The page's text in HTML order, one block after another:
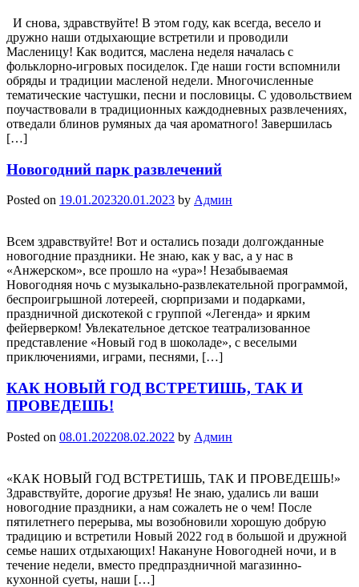
И снова, здравствуйте! В этом году, как всегда, весело и
дружно наши отдыхающие встретили и проводили
Масленицу! Как водится, маслена неделя началась с
фольклорно-игровых посиделок. Где наши гости вспомнили
обряды и традиции масленой недели. Многочисленные
тематические частушки, песни и пословицы. С удовольствием
поучаствовали в традиционных каждодневных развлечениях,
отведали блинов румяных да чая ароматного! Завершилась
[…]
Новогодний парк развлечений
Posted on 19.01.202320.01.2023 by Админ
Всем здравствуйте! Вот и остались позади долгожданные
новогодние праздники. Не знаю, как у вас, а у нас в
«Анжерском», все прошло на «ура»! Незабываемая
Новогодняя ночь с музыкально-развлекательной программой,
беспроигрышной лотереей, сюрпризами и подарками,
праздничной дискотекой с группой «Легенда» и ярким
фейерверком! Увлекательное детское театрализованное
представление «Новый год в шоколаде», с веселыми
приключениями, играми, песнями, […]
КАК НОВЫЙ ГОД ВСТРЕТИШЬ, ТАК И
ПРОВЕДЕШЬ!
Posted on 08.01.202208.02.2022 by Админ
«КАК НОВЫЙ ГОД ВСТРЕТИШЬ, ТАК И ПРОВЕДЕШЬ!»
Здравствуйте, дорогие друзья! Не знаю, удались ли ваши
новогодние праздники, а нам сожалеть не о чем! После
пятилетнего перерыва, мы возобновили хорошую добрую
традицию и встретили Новый 2022 год в большой и дружной
семье наших отдыхающих! Накануне Новогодней ночи, и в
течение недели, вместо предпраздничной магазинно-
кухонной суеты, наши […]